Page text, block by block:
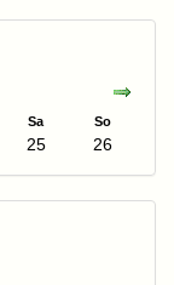
Sa So
25 26